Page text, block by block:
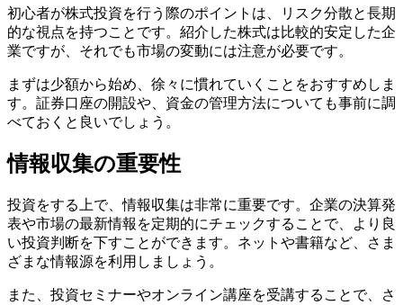
初心者が株式投資を行う際のポイントは、リスク分散と長期
的な視点を持つことです。紹介した株式は比較的安定した企
業ですが、それでも市場の変動には注意が必要です。
まずは少額から始め、徐々に慣れていくことをおすすめしま
す。証券口座の開設や、資金の管理方法についても事前に調
べておくと良いでしょう。
情報収集の重要性
投資をする上で、情報収集は非常に重要です。企業の決算発
表や市場の最新情報を定期的にチェックすることで、より良
い投資判断を下すことができます。ネットや書籍など、さま
ざまな情報源を利用しましょう。
また、投資セミナーやオンライン講座を受講することで、さ